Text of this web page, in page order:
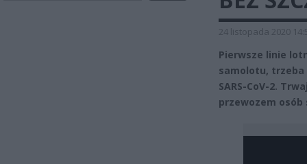
24 listopada 2020
Pierwsze linie
samolotu, trzeba
SARS-CoV-2.
przewozem